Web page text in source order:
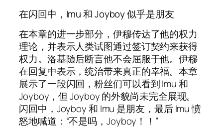
在闪回中，Imu 和 Joyboy 似乎是朋友
在本章的进一步部分，伊穆传达了他的权力
理论，并表示人类试图通过签订契约来获得
权力。洛基随后断言他不会屈服于他。伊穆
在回复中表示，统治带来真正的幸福。本章
展示了一段闪回，粉丝们可以看到 Imu 和
Joyboy，但 Joyboy 的外貌尚未完全展现。
闪回中，Joyboy 和 Imu 是朋友，最后 Imu 愤
怒地喊道：“不是吗，Joyboy！！”